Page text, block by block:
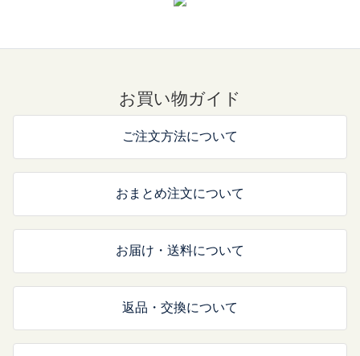
お買い物ガイド
ご注文方法について
おまとめ注文について
お届け・送料について
返品・交換について